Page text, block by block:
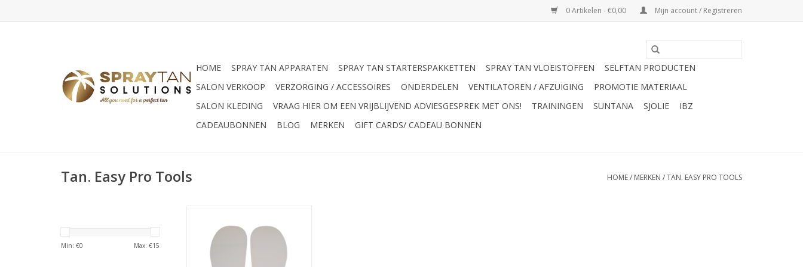
0 Artikelen - €0,00 Mijn account / Registreren
HOME SPRAY TAN APPARATEN SPRAY TAN STARTERSPAKKETTEN SPRAY TAN VLOEISTOFFEN
SELFTAN PRODUCTEN
SALON VERKOOP
VERZORGING / ACCESSOIRES ONDERDELEN VENTILATOREN / AFZUIGING
PROMOTIE MATERIAAL
SALON KLEDING
VRAAG HIER OM EEN VRIJBLIJVEND ADVIESGESPREK MET ONS! TRAININGEN SUNTANA SJOLIE
IBZ
CADEAUBONNEN
BLOG MERKEN GIFT CARDS/ CADEAU BONNEN
Tan. Easy Pro Tools HOME/ MERKEN /TAN. EASY PRO TOOLS
Min: €0 Max: €15
soles 25 paar per verpakking.
Voorzien van 2 zelfklevende
strips. Voorkomt bruine